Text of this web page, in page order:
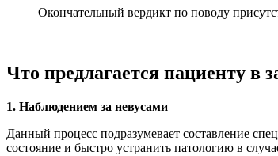
Окончательный вердикт по поводу
Что предлагается пациенту в
1. Наблюдением за невусами
Данный процесс подразумевает составление
состояние и быстро устранить патологию в